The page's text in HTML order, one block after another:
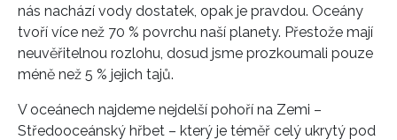
nás nachází vody dostatek, opak je pravdou. Oceány
tvoří více než 70 % povrchu naší planety. Přestože mají
neuvěřitelnou rozlohu, dosud jsme prozkoumali pouze
méně než 5 % jejich tajů.
V oceánech najdeme nejdelší pohoří na Zemi –
Středooceánský hřbet – který je téměř celý ukrytý pod